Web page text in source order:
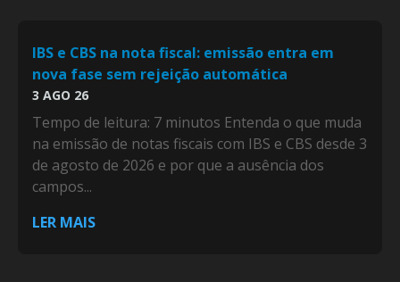
IBS e CBS na nota fiscal: emissão entra em
nova fase sem rejeição automática
3 AGO 26
Tempo de leitura: 7 minutos Entenda o que muda
na emissão de notas fiscais com IBS e CBS desde 3
de agosto de 2026 e por que a ausência dos
campos...
LER MAIS